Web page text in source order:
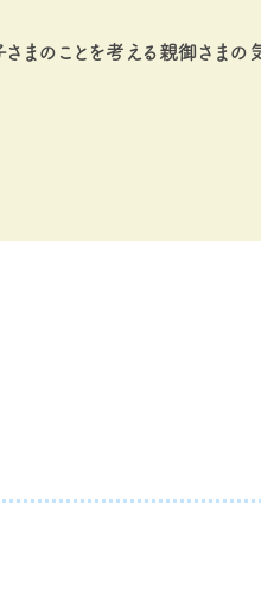
まのことを考える親御さまの